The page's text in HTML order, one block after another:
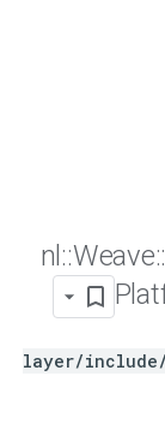
nl ::Weave::
layer/include/